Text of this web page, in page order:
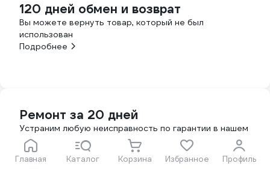
Главная Каталог Корзина Избранное Профиль
120 дней обмен и возврат
Вы можете вернуть товар, который не был
использован
Подробнее
Ремонт за 20 дней
Устраним любую неисправность по гарантии в нашем
сервисе
Подробнее